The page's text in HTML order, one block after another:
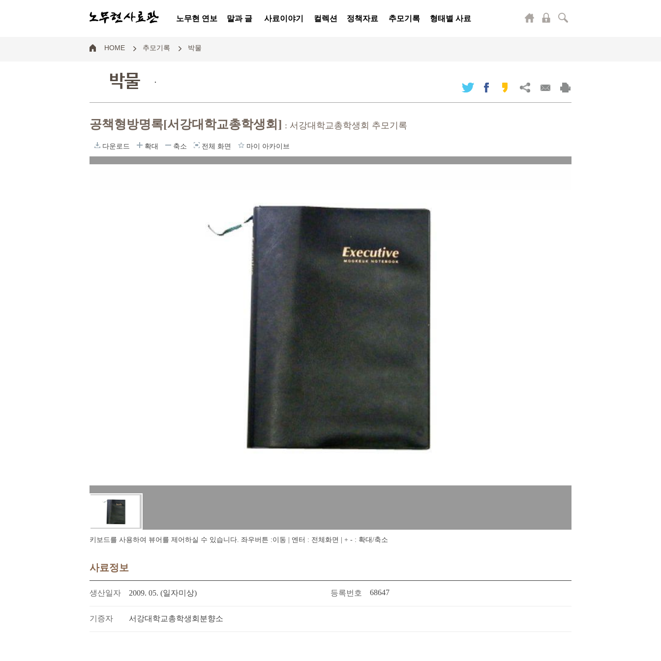
노무현 연보 말과 글 사료이야기 컬렉션 정책자료 추모기록 형태별 사료
HOME 추모기록 박물
박물 .
공책형방명록[서강대학교총학생회] : 서강대학교총학생회 추모기록
다운로드 확대 축소 전체 화면 마이 아카이브
키보드를 사용하여 뷰어를 제어하실 수 있습니다. 좌우버튼 :이동 | 엔터 : 전체화면 | + - : 확대/축소
사료정보
생산일자 2009. 05. (일자미상) 등록번호 68647
기증자 서강대학교총학생회분향소